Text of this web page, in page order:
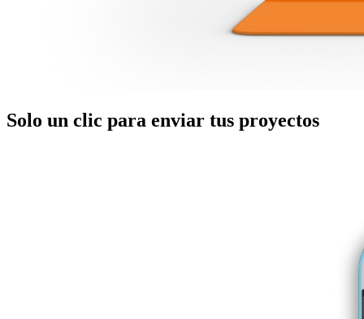
Solo un clic para enviar tus proyectos